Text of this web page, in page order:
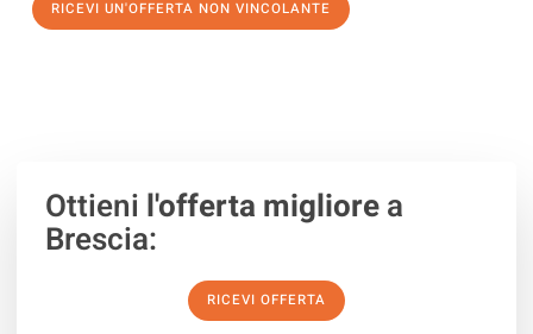
RICEVI UN'OFFERTA NON VINCOLANTE
Ottieni l'offerta migliorea
Brescia:
RICEVI OFFERTA